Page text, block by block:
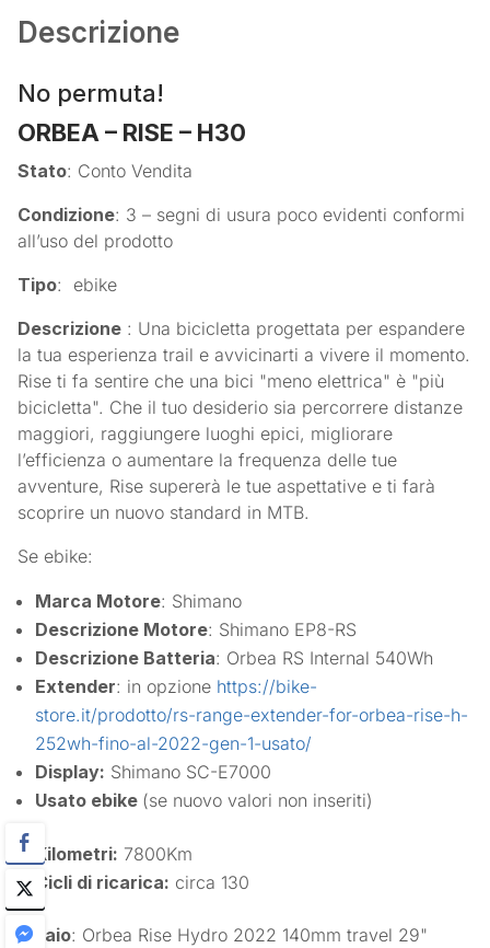
Descrizione
No permuta!
ORBEA – RISE – H30
Stato: Conto Vendita
Condizione: 3 – segni di usura poco evidenti conformi
all’uso del prodotto
Tipo: ebike
Descrizione : Una bicicletta progettata per espandere
la tua esperienza trail e avvicinarti a vivere il momento.
Rise ti fa sentire che una bici "meno elettrica" è "più
bicicletta". Che il tuo desiderio sia percorrere distanze
maggiori, raggiungere luoghi epici, migliorare
l’efficienza o aumentare la frequenza delle tue
avventure, Rise supererà le tue aspettative e ti farà
scoprire un nuovo standard in MTB.
Se ebike:
Marca Motore: Shimano
Descrizione Motore: Shimano EP8-RS
Descrizione Batteria: Orbea RS Internal 540Wh
Extender: in opzione https://bike-
store.it/prodotto/rs-range-extender-for-orbea-rise-h-
252wh-fino-al-2022-gen-1-usato/
Display: Shimano SC-E7000
Usato ebike (se nuovo valori non inseriti)
Kilometri: 7800Km
Cicli di ricarica: circa 130
Telaio: Orbea Rise Hydro 2022 140mm travel 29"